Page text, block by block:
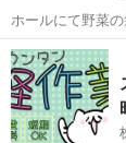
ホールにて野菜
場所・・・倉庫
務時間・・・
6...
愛知 弥富市